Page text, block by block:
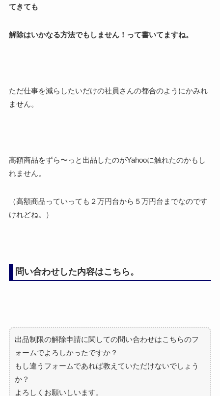
てきても
解除はいかなる方法でもしません！って書いてますね。
ただ仕事を減らしたいだけの社員さんの都合のようにかみれ
ません。
高額商品をずら〜っと出品したのがYahooに触れたのかもし
れません。
（高額商品っていっても２万円台から５万円台までなのです
けれどね。）
問い合わせした内容はこちら。
出品制限の解除申請に関しての問い合わせはこちらのフ
ォームでよ ろしかったですか？
もし違うフォームであれば教えていただけないでしょう
か？
よろしくお願いしいます。